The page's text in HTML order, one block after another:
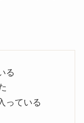
る
っている